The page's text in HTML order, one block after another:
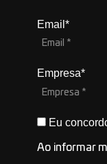
Email*
Empresa*
Eu
Ao informar